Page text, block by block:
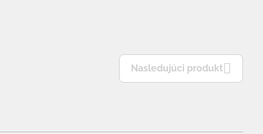
Nasledujúci produkt